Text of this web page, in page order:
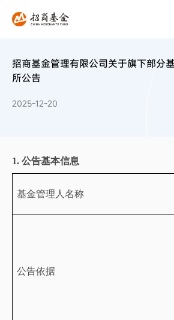
招商基金管理有限公司关于旗下部分
所公告
2025-12-20
1. 公告基本信息
基金管理人名称
公告依据